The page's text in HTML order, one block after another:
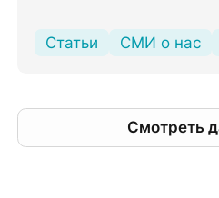
Статьи СМИ о нас
Смотреть